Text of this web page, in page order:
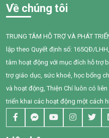
Về chúng tôi
TRUNG TÂM HỖ TRỢ VÀ PHÁT
lập theo Quyết định số: 165QĐ/
tâm hoạt động với mục đích hỗ trợ
trợ giáo dục, sức khoẻ, học bổng
và hoạt động, Thiện Chí luôn có
triển khai các hoạt động một cách